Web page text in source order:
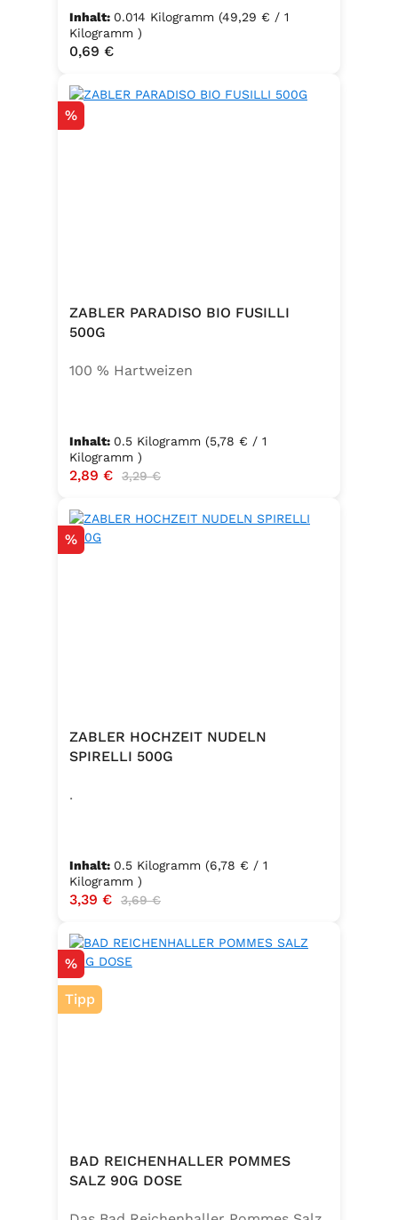
Frischhefe)Zutaten: Trockenbackhefe
, Emulgator E491 (Unter
Schutzatmosphäre verpackt)
Inhalt: 0.014 Kilogramm (49,29 € / 1
Kilogramm )
Regulärer Preis:
0,69 €
Rabatt
%
ZABLER PARADISO BIO FUSILLI
500G
100 % Hartweizen
Inhalt: 0.5 Kilogramm (5,78 € / 1
Kilogramm )
Verkaufspreis:
2,89 € Regulärer Preis:
3,29 €
Rabatt
%
ZABLER HOCHZEIT NUDELN
SPIRELLI 500G
.
Inhalt: 0.5 Kilogramm (6,78 € / 1
Kilogramm )
Verkaufspreis:
3,39 € Regulärer Preis:
3,69 €
Rabatt
%
Tipp
BAD REICHENHALLER POMMES
SALZ 90G DOSE